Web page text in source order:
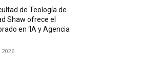
de Teología de
Shaw ofrece el
en ‘IA y Agencia